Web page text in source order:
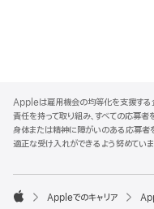
p
p
l
e
o
t
Appleは雇用機会の均等化を支援する
責任を持って取り組み、すべての応募
身体または精神に障がいのある応募者
適正な受け入れができるよう努めていま

Appleでのキャリア